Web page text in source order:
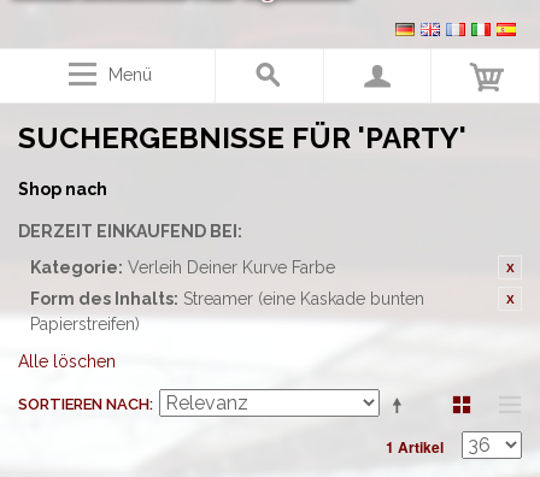
Menü
SUCHERGEBNISSE FÜR 'PARTY'
Shop nach
DERZEIT EINKAUFEND BEI:
Kategorie: Verleih Deiner Kurve Farbe
Form des Inhalts: Streamer (eine Kaskade bunten
Papierstreifen)
Alle löschen
SORTIEREN NACH
1 Artikel